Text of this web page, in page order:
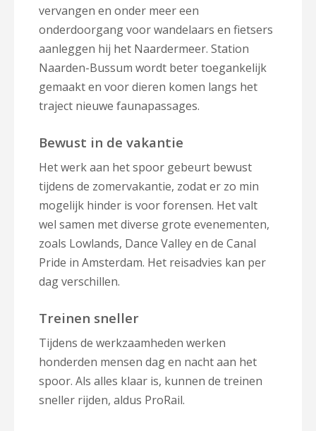
vervangen en onder meer een
onderdoorgang voor wandelaars en fietsers
aanleggen hij het Naardermeer. Station
Naarden-Bussum wordt beter toegankelijk
gemaakt en voor dieren komen langs het
traject nieuwe faunapassages.
Bewust in de vakantie
Het werk aan het spoor gebeurt bewust
tijdens de zomervakantie, zodat er zo min
mogelijk hinder is voor forensen. Het valt
wel samen met diverse grote evenementen,
zoals Lowlands, Dance Valley en de Canal
Pride in Amsterdam. Het reisadvies kan per
dag verschillen.
Treinen sneller
Tijdens de werkzaamheden werken
honderden mensen dag en nacht aan het
spoor. Als alles klaar is, kunnen de treinen
sneller rijden, aldus ProRail.